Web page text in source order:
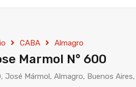
CABA Almagro
Marmol N° 600
José Mármol, Almagro, Buenos